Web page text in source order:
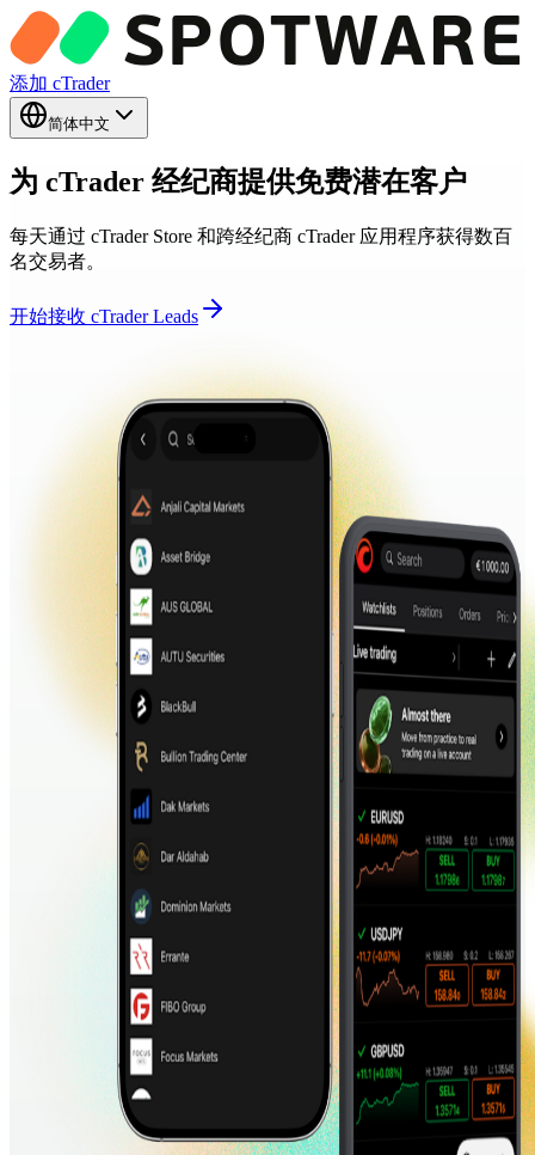
添加 cTrader
简体中文
为 cTrader 经纪商提供免费潜在客户
每天通过 cTrader Store 和跨经纪商 cTrader 应用程序获得数百
名交易者。
开始接收 cTrader Leads